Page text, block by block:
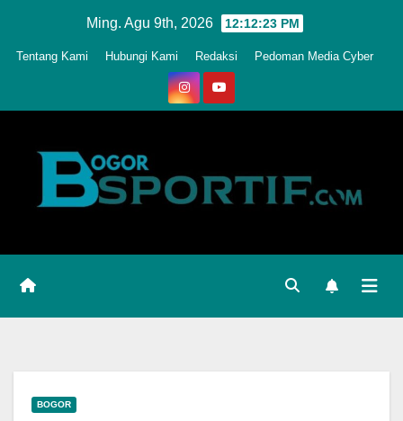
Ming. Agu 9th, 2026 12:12:26 PM
Tentang Kami Hubungi Kami Redaksi Pedoman Media Cyber
BOGOR